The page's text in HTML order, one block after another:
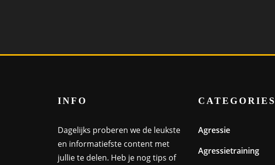
INFO
Dagelijks proberen we de leukste
en informatiefste content met
jullie te delen. Heb je nog tips of
CATEGORIES
Agressie
Agressietraining